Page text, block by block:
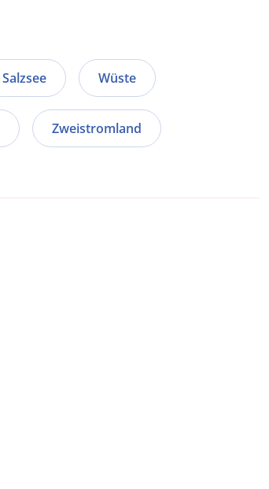
Salzsee Wüste
Zweistromland